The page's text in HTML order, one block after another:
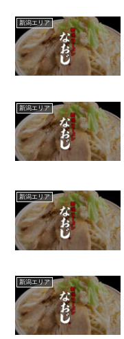
新潟エリア
新潟エリア
新潟エリア
新潟エリア